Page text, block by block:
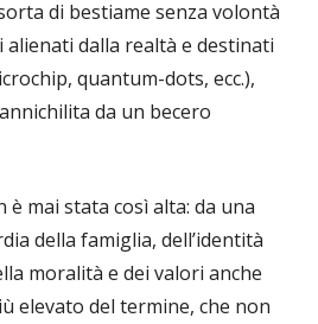
di bestiame senza volontà
alienati dalla realtà e destinati
quantum-dots, ecc.),
da un becero
mai stata così alta: da una
della famiglia, dell’identità
moralità e dei valori anche
elevato del termine, che non